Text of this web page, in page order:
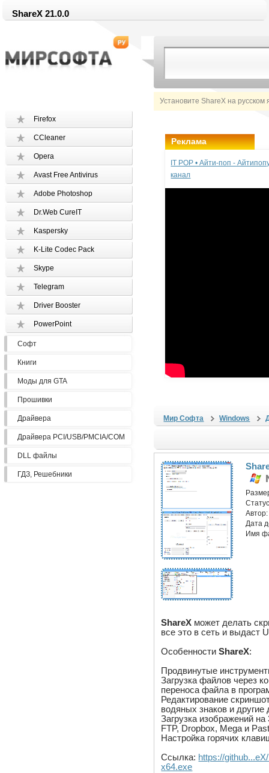
ShareX 21.0.0
Установите ShareX на русском
Firefox
CCleaner
Opera
Avast Free Antivirus
Adobe Photoshop
Dr.Web CureIT
Kaspersky
K-Lite Codec Pack
Skype
Telegram
Driver Booster
PowerPoint
Софт
Книги
Моды для GTA
Прошивки
Драйвера
Драйвера PCI/USB/PMCIA/COM
DLL файлы
ГДЗ, Решебники
Реклама
IT POP • Айти-поп -
канал
Мир Софта Windows
Дата
Имя
ShareX может делать
все это в сеть и выдаст
ОсобенностиShareX:
Продвинутые
Загрузка файлов через
переноса файла в
Редактирование
водяных знаков и другие
Загрузка изображений
FTP, Dropbox, Mega и
Настройка горячих
Ссылка: https://
x64.exe